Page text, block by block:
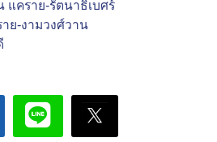
แคราย-รัตนาธิเบศร์
ย-งามวงศ์วาน